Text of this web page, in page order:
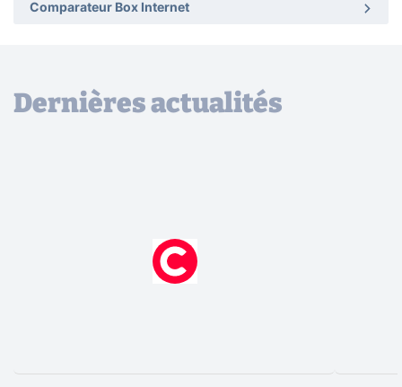
Comparateur Box Internet
Dernières actualités